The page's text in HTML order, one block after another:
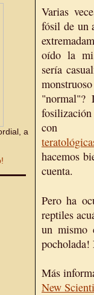
a
Varias
fósil de un
oído la
sería
"normal"?
con
hacemos
cuenta.
Pero ha
reptiles
un mismo
pocholada!
Más
New